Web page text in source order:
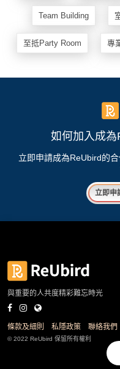
Team Building
至抵Party Room 專
如何加入成為
立即申請成為ReUbird的
立即申
與重要的人共度精彩難忘時光
條款及細則 私隱政策 聯絡我們
© 2022 ReUbird 保留所有權利